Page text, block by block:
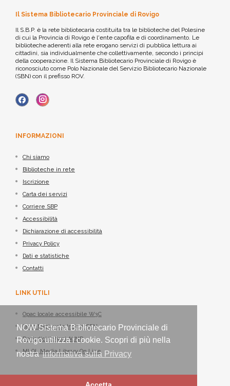
NOW Sistema Bibliotecario Provinciale di
Rovigo utilizza i cookie. Scopri di più nella
nostrainformativa sulla Privacy
Il Sistema Bibliotecario Provinciale di Rovigo
Il S.B.P. è la rete bibliotecaria costituita tra le biblioteche del Polesine
di cui la Provincia di Rovigo è l'ente capofila e di coordinamento. Le
biblioteche aderenti alla rete erogano servizi di pubblica lettura ai
cittadini, sia individualmente che collettivamente, secondo i principi
della cooperazione. Il Sistema Bibliotecario Provinciale di Rovigo è
riconosciuto come Polo Nazionale del Servizio Bibliotecario Nazionale
(SBN) con il prefisso ROV.
INFORMAZIONI
Chi siamo
Biblioteche in rete
Iscrizione
Carta dei servizi
Corriere SBP
Accessibilità
Dichiarazione di accessibilità
Privacy Policy
Dati e statistiche
Contatti
LINK UTILI
Opac locale accessibile W3C
Opac Nazionale Indice SBN
Periodici italiani ACNP
MLOL Media Library On Line